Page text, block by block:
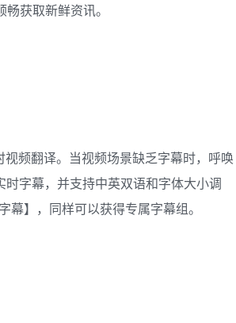
获取新鲜资讯。
视频翻译。当视频场景缺乏字幕时，呼唤
时字幕，并支持中英双语和字体大小调
】，同样可以获得专属字幕组。